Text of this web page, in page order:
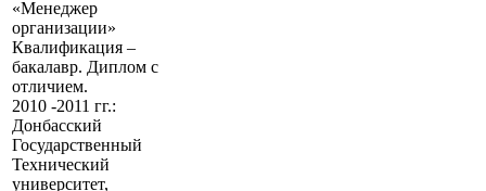
«Менеджер
организации»
Квалификация –
бакалавр. Диплом с
отличием.
2010 -2011 гг.:
Донбасский
Государственный
Технический
университет,